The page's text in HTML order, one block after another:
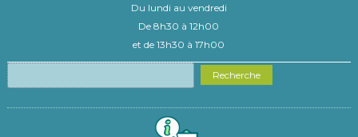
Du lundi au vendredi
De 8h30 à 12h00
et de 13h30 à 17h00
Recherche